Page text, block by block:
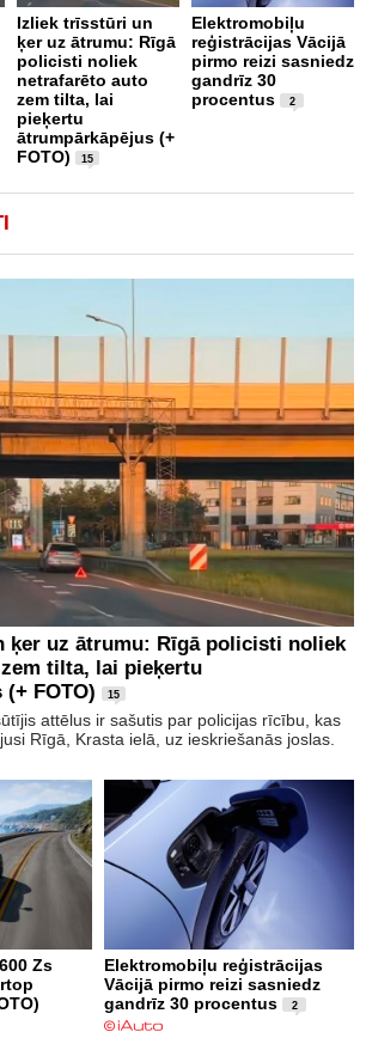
Izliek trīsstūri un
ķer uz ātrumu: Rīgā
policisti noliek
netrafarēto auto
zem tilta, lai
pieķertu
ātrumpārkāpējus (+
FOTO)
15
Elektromobiļu
reģistrācijas Vācijā
pirmo reizi sasniedz
gandrīz 30
procentus
2
ķer uz ātrumu: Rīgā policisti noliek
tilta, lai pieķertu
FOTO)
15
attēlus ir sašutis par policijas rīcību, kas
Rīgā, Krasta ielā, uz ieskriešanās joslas.
Zs
Elektromobiļu reģistrācijas
Vācijā pirmo reizi sasniedz
gandrīz 30 procentus
2